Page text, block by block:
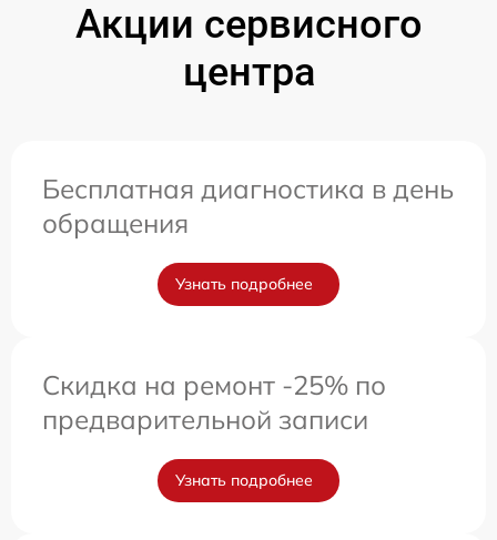
Акции сервисного
центра
Бесплатная диагностика в день
обращения
Узнать подробнее
Скидка на ремонт -25% по
предварительной записи
Узнать подробнее